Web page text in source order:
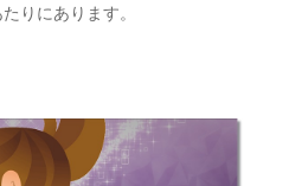
りにあります。